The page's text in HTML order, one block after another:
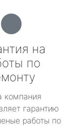
на
по
компания
гарантию
работы по